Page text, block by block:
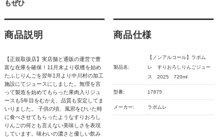
もぜひ
商品説明
【正規取扱店】実店舗と通販の運営で豊
富な在庫を確保！11月末より収穫を始め
たふじりんごを翌年1月より中川村の加工
施設にてジュースにしました。無理を言
って製造を始めてもらった果肉入りジュ
ースも5年目をむかえ、品質も安定してま
いりました。 子供の頃、風邪をひいた時
に食べさせてもらったようなすりおろし
りんごの何とも言えない美味しさを表現
しています。味わいの濃さと優しい飲み
商品仕様
製品名:
【ノンアルコール】ラポム
レ すりおろしりんごジュー
ス 2025 720ml
型番: 17875
メーカー: ラポムレ